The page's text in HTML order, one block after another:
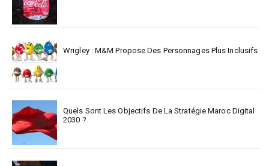
Wrigley : M&M Propose Des Personnages Plus Inclusifs
Quels Sont Les Objectifs De La Stratégie Maroc Digital
2030 ?